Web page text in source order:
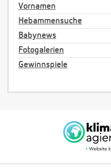
Vornamen
Hebammensuche
Babynews
Fotogalerien
Gewinnspiele